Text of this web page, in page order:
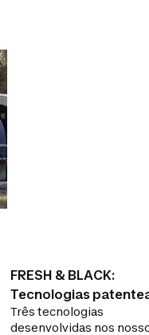
FRESH & BLACK:
Tecnologias
extraordinárias
Três tecnologias
desenvolvidas nos